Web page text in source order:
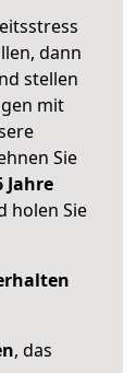
dann
stellen
mit
Sie
Jahre
holen Sie
, das